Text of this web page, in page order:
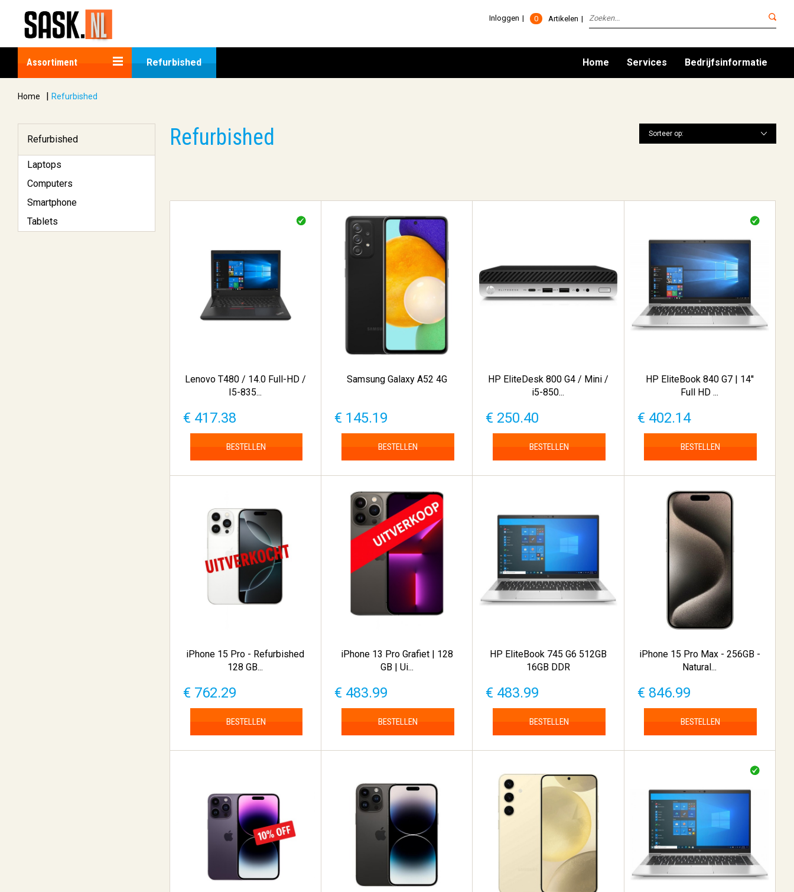
0 Artikelen
Inloggen
Assortiment Refurbished Home Services Bedrijfsinformatie
Home | Refurbished
Refurbished
Laptops
Computers
Smartphone
Tablets
Sorteer op:
Refurbished
Lenovo T480 / 14.0 Full-HD /
I5-835...
€ 417.38
BESTELLEN
Samsung Galaxy A52 4G
€ 145.19
BESTELLEN
HP EliteDesk 800 G4 / Mini /
i5-850...
€ 250.40
BESTELLEN
HP EliteBook 840 G7 | 14''
Full HD ...
€ 402.14
BESTELLEN
iPhone 15 Pro - Refurbished
128 GB...
€ 762.29
BESTELLEN
iPhone 13 Pro Grafiet | 128
GB | Ui...
€ 483.99
BESTELLEN
HP EliteBook 745 G6 512GB
16GB DDR
€ 483.99
BESTELLEN
iPhone 15 Pro Max - 256GB -
Natural...
€ 846.99
BESTELLEN